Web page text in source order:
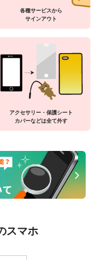
各種サービスから
サインアウト
アクセサリー・保護シート
カバーなどは全て外す
スマホ